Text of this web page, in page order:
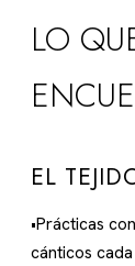
LO
EL
•Prácticas
cánticos